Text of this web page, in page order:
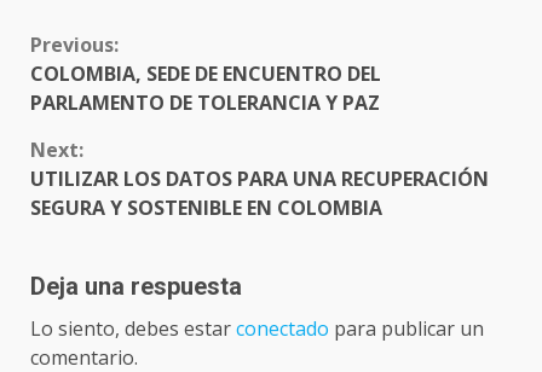
CONTINUE
READING
Previous:
COLOMBIA, SEDE DE ENCUENTRO DEL
PARLAMENTO DE TOLERANCIA Y PAZ
Next:
UTILIZAR LOS DATOS PARA UNA RECUPERACIÓN
SEGURA Y SOSTENIBLE EN COLOMBIA
Deja una respuesta
Lo siento, debes estarconectado para publicar un
comentario.